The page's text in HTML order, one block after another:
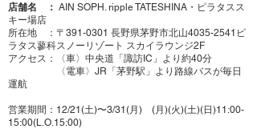
店舗名 ： AIN SOPH. ripple TATESHINA・ピラタスス
キー場店
所在地 ：〒391-0301 長野県茅野市北山4035-2541ピ
ラタス蓼科スノーリゾート スカイラウンジ2F
アクセス：〈車〉中央道「諏訪IC」より約40分
〈電車〉JR「茅野駅」より路線バスが毎日
運航
営業期間：12/21(土)〜3/31(月) (月)(火)(土)(日)11:00-
15:00(L.O.15:00)